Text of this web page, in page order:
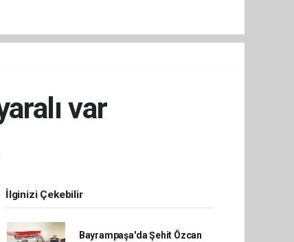
var
İlginizi Çekebilir
Bayrampaşa'da Şehit Özcan